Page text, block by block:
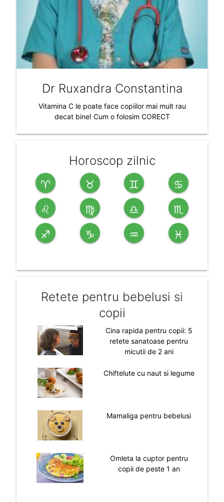
Dr Ruxandra Constantina
Vitamina C le poate face copiilor mai mult rau
decat bine! Cum o folosim CORECT
Horoscop zilnic
♈ ♉ ♊ ♋
♌ ♍ ♎ ♏
♐ ♑ ♒ ♓
Retete pentru bebelusi si
copii
Cina rapida pentru copii: 5
retete sanatoase pentru
micutii de 2 ani
Chiftelute cu naut si legume
Mamaliga pentru bebelusi
Omleta la cuptor pentru
copii de peste 1 an